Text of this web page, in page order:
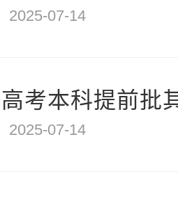
2025-07-14
考本科提前批
2025-07-14